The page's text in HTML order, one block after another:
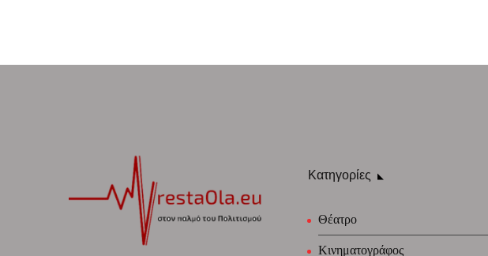
Κατηγορίες
Θέατρο
Κινηματογράφος